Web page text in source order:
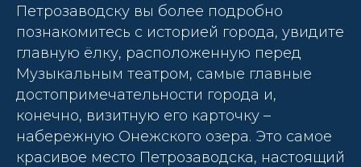
Петрозаводску вы более подробно
познакомитесь с историей города, увидите
главную ёлку, расположенную перед
Музыкальным театром, самые главные
достопримечательности города и,
конечно, визитную его карточку –
набережную Онежского озера. Это самое
красивое место Петрозаводска, настоящий